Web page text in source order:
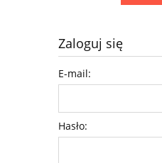
Zaloguj się
E-mail:
Hasło: